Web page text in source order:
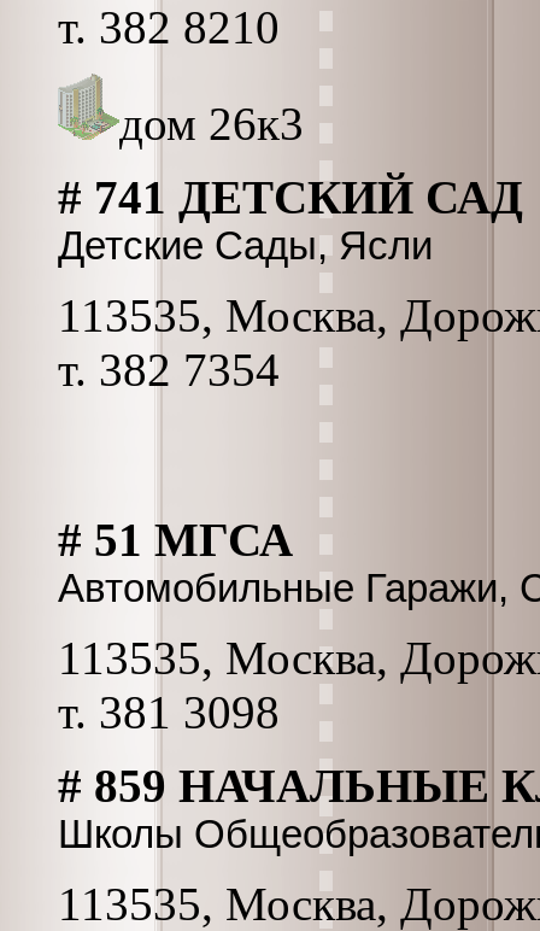
т. 382 8210
дом 26к3
# 741 ДЕТСКИЙ САД
Детские Сады, Ясли
113535, Москва,
т. 382 7354
# 51 МГСА
Автомобильные Гаражи,
113535, Москва,
т. 381 3098
# 859 НАЧАЛЬНЫЕ
Школы
113535, Москва,